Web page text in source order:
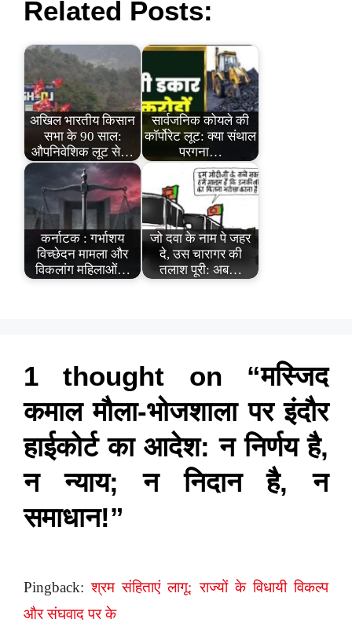
Related Posts:
अखिल भारतीय किसान
सभा के 90 साल:
औपनिवेशिक लूट से…
सार्वजनिक कोयले की
कॉर्पोरेट लूट: क्या संथाल
परगना…
कर्नाटक : गर्भाशय
विच्छेदन मामला और
विकलांग महिलाओं…
जो दवा के नाम पे जहर
दे, उस चारागर की
तलाश पूरी: अब…
1 thought on “मस्जिद
कमाल मौला-भोजशाला पर इंदौर
हाईकोर्ट का आदेश: न निर्णय है,
न न्याय; न निदान है, न
समाधान!”
Pingback:श्रम संहिताएं लागू: राज्यों के विधायी विकल्प
और संघवाद पर के